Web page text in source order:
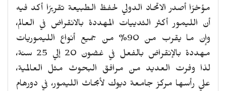
مؤخرًا أصدر الاتحاد الدولي لحفظ الطبيعة تقريرًا أكد فيه
أن الليمور أكثر الثدييات المهددة بالانقراض في العالم،
وإن ما يقرب من 90% من جميع أنواع الليموريات
مهددة بالإنقراض بالفعل في غضون 20 إلي 25 سنة،
لذا وفرت العديد من مرافق البحوث مثل العالمية،
علي رأسها مركز جامعة ديوك لأبحاث الليمور، في دورهام